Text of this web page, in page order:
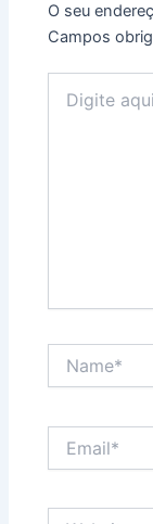
O seu
Campos
aqui...